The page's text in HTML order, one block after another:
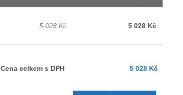
5 028 Kč 5 028 Kč
Cena celkem s DPH 5 028 Kč